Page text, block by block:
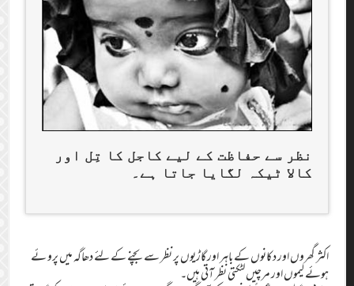
نظر سے حفاظت کے لیے کاجل کا تِل اور
کالا ٹیکہ لگایا جاتا ہے۔
اکثر گھروں اور دکانوں کے باہر اور گاڑیوں پر نظر سے بچنے کے لئے دھاگہ میں پرو ئے
ہوئے لیموں اور مرچیں لٹکتی نظر آتی ہیں۔